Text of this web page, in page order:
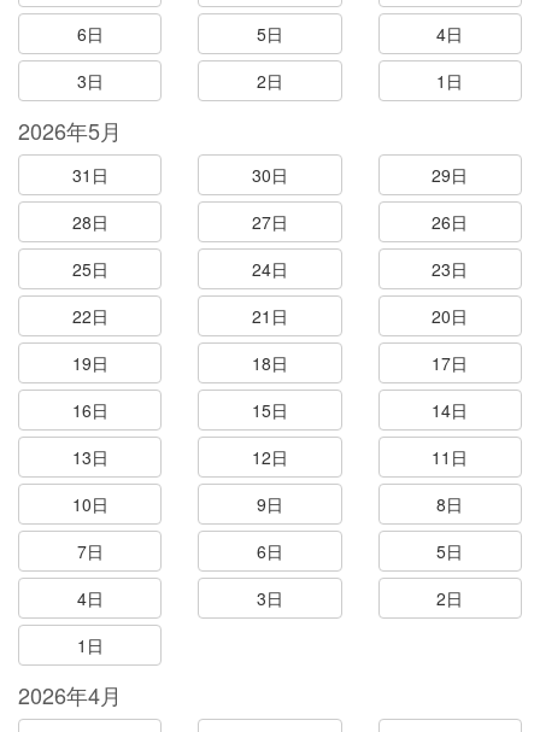
6日
5日
4日
3日
2日 1日
2026年5月
31日 30日
29日
28日
27日
26日
25日
24日
23日
22日
21日
20日
19日
18日
17日
16日
15日
14日
13日
12日
11日
10日
9日
8日
7日
6日
5日
4日
3日
2日
1日
2026年4月